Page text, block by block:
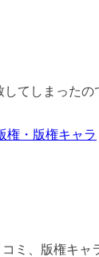
てしまった
権・版権キャラ
コミ、版権キ